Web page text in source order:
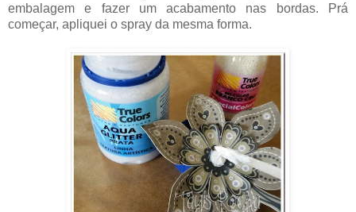
embalagem e fazer um acabamento nas bordas. Prá
começar, apliquei o spray da mesma forma.